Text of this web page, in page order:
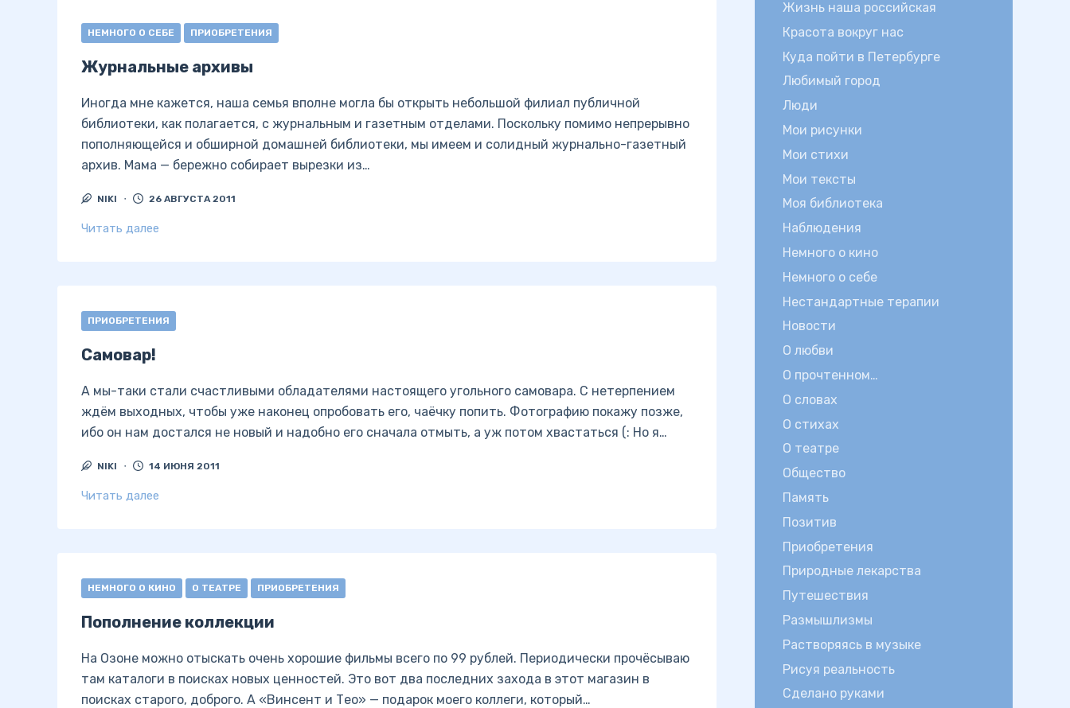
НЕМНОГО О СЕБЕ ПРИОБРЕТЕНИЯ
Журнальные архивы
Иногда мне кажется, наша семья вполне могла бы открыть небольшой филиал публичной
библиотеки, как полагается, с журнальным и газетным отделами. Поскольку помимо непрерывно
пополняющейся и обширной домашней библиотеки, мы имеем и солидный журнально-газетный
архив. Мама — бережно собирает вырезки из…
NIKI 26 АВГУСТА 2011
Читать далее
ПРИОБРЕТЕНИЯ
Самовар!
А мы-таки стали счастливыми обладателями настоящего угольного самовара. С нетерпением
ждём выходных, чтобы уже наконец опробовать его, чаёчку попить. Фотографию покажу позже,
ибо он нам достался не новый и надобно его сначала отмыть, а уж потом хвастаться (: Но я…
NIKI 14 ИЮНЯ 2011
Читать далее
НЕМНОГО О КИНО О ТЕАТРЕ ПРИОБРЕТЕНИЯ
Пополнение коллекции
На Озоне можно отыскать очень хорошие фильмы всего по 99 рублей. Периодически прочёсываю
там каталоги в поисках новых ценностей. Это вот два последних захода в этот магазин в
поисках старого, доброго. А «Винсент и Тео» — подарок моего коллеги, который…
Жизнь наша российская
Красота вокруг нас
Куда пойти в Петербурге
Любимый город
Люди
Мои рисунки
Мои стихи
Мои тексты
Моя библиотека
Наблюдения
Немного о кино
Немного о себе
Нестандартные терапии
Новости
О любви
О прочтенном…
О словах
О стихах
О театре
Общество
Память
Позитив
Приобретения
Природные лекарства
Путешествия
Размышлизмы
Растворяясь в музыке
Рисуя реальность
Сделано руками